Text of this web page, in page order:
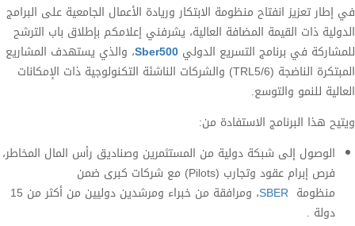
في إطار تعزيز انفتاح منظومة الابتكار وريادة الأعمال الجامعية على البرامج
الدولية ذات القيمة المضافة العالية، يشرفني إعلامكم بإطلاق باب الترشح
للمشاركة في برنامج التسريع الدولي Sber500، والذي يستهدف المشاريع
المبتكرة الناضجة (TRL5/6) والشركات الناشئة التكنولوجية ذات الإمكانات
العالية للنمو والتوسع.
ويتيح هذا البرنامج الاستفادة من:
الوصول إلى شبكة دولية من المستثمرين وصناديق رأس المال المخاطر،
فرص إبرام عقود وتجارب (Pilots) مع شركات كبرى ضمن
منظومة SBER
، ومرافقة من خبراء ومرشدين دوليين من أكثر من 15
دولة .